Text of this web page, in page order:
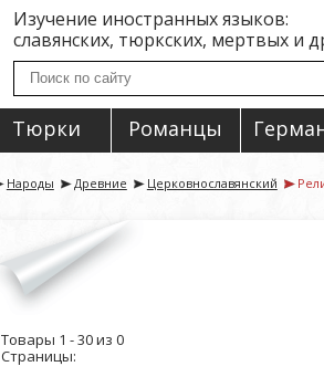
Изучение иностранных языков:
славянских, тюркских, мертвых и
Тюрки Романцы
Народы Древние Церковнославянский
Товары 1 - 30 из 0
Страницы: